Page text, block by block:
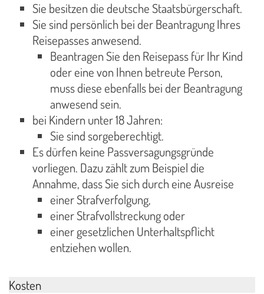
Sie besitzen die deutsche Staatsbürgerschaft.
Sie sind persönlich bei der Beantragung Ihres
Reisepasses anwesend.
Beantragen Sie den Reisepass für Ihr Kind
oder eine von Ihnen betreute Person,
muss diese ebenfalls bei der Beantragung
anwesend sein.
bei Kindern unter 18 Jahren:
Sie sind sorgeberechtigt.
Es dürfen keine Passversagungsgründe
vorliegen. Dazu zählt zum Beispiel die
Annahme, dass Sie sich durch eine Ausreise
einer Strafverfolgung,
einer Strafvollstreckung oder
einer gesetzlichen Unterhaltspflicht
entziehen wollen.
Kosten